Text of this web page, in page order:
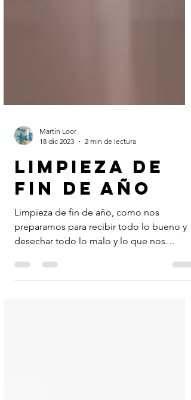
18 dic 2023
2 min de lectura
Limpieza de
fin de año
Limpieza de fin de año, como nos
preparamos para recibir todo lo bueno y
desechar todo lo malo y lo que nos